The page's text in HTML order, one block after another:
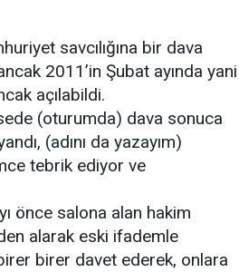
savcılığına bir dava
2011’in Şubat ayında yani
açılabildi.
(oturumda) dava sonuca
(adını da yazayım)
tebrik ediyor ve
önce salona alan hakim
alarak eski ifademle
birer davet ederek, onlara